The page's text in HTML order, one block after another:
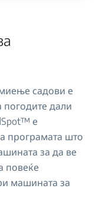
садови е
погодите дали
е
програмата што
за да ве
повеќе
машината за